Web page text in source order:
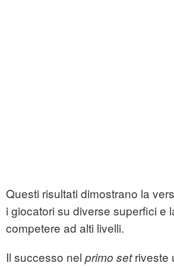
Questi risultati dimostrano la
i giocatori su diverse superfici e
competere ad alti livelli.
Il successo nel primo setriveste